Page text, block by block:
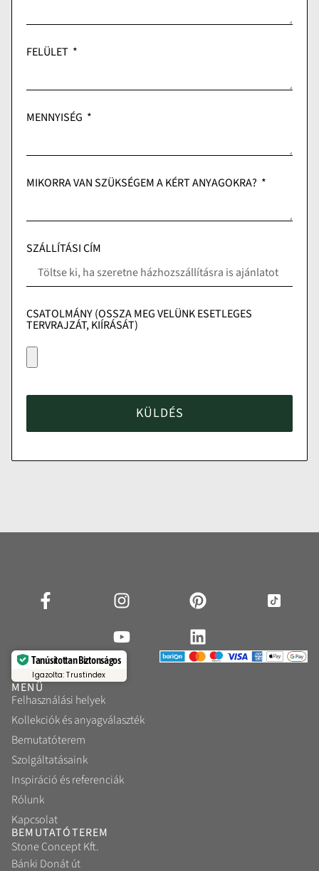
FELÜLET
MENNYISÉG
MIKORRA VAN SZÜKSÉGEM A KÉRT ANYAGOKRA?
SZÁLLÍTÁSI CÍM
CSATOLMÁNY (OSSZA MEG VELÜNK ESETLEGES
TERVRAJZÁT, KIÍRÁSÁT)
KÜLDÉS
Tanúsítottan Biztonságos
Igazolta: Trustindex
MENÜ
Felhasználási helyek
Kollekciók és anyagválaszték
Bemutatóterem
Szolgáltatásaink
Inspiráció és referenciák
Rólunk
Kapcsolat
BEMUTATÓTEREM
Stone Concept Kft.
Bánki Donát út